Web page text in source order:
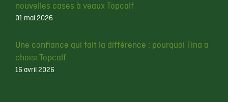
nouvelles cases à veaux Topcalf
01 mai 2026
Une confiance qui fait la différence : pourquoi Tina a
choisi Topcalf
16 avril 2026